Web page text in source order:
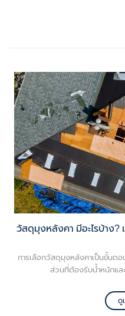
วัสดุมุงหลังคา มีอะไรบ้าง?
การเลือกวัสดุมุงหลังคาเป็นขั้นตอ
ส่วนที่ต้องรับน้ำหนักแล
ดู